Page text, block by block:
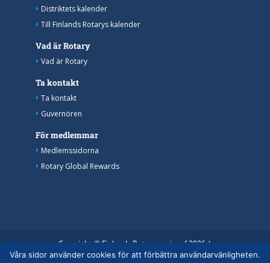
Distriktets kalender
Till Finlands Rotarys kalender
Vad är Rotary
Vad är Rotary
Ta kontakt
Ta kontakt
Guvernören
För medlemmar
Medlemssidorna
Rotary Global Rewards
Copyright © Finlands Rotaryservice rf 2026 |
Medelemsdatabasens datasäkerhetsanvisning|
Våra sidor använder cookies för att förbättra användarvänligheten.